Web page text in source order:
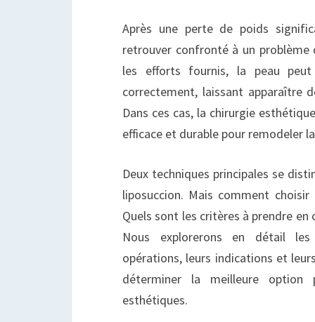
Après une perte de poids
retrouver confronté à un problème
les efforts fournis, la peau
correctement, laissant apparaître
Dans ces cas, la chirurgie
efficace et durable pour remodeler
Deux techniques principales se
liposuccion. Mais comment
Quels sont les critères à prendre
Nous explorerons en détail
opérations, leurs indications et
déterminer la meilleure option
esthétiques.